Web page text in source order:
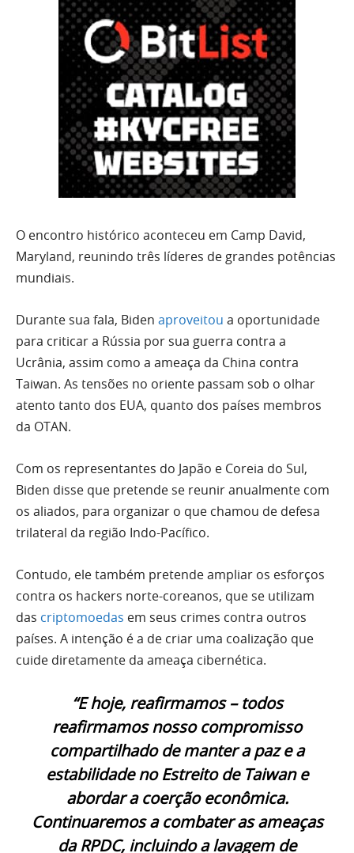
O encontro histórico aconteceu em Camp David,
Maryland, reunindo três líderes de grandes potências
mundiais.
Durante sua fala, Biden aproveitou a oportunidade
para criticar a Rússia por sua guerra contra a
Ucrânia, assim como a ameaça da China contra
Taiwan. As tensões no oriente passam sob o olhar
atento tanto dos EUA, quanto dos países membros
da OTAN.
Com os representantes do Japão e Coreia do Sul,
Biden disse que pretende se reunir anualmente com
os aliados, para organizar o que chamou de defesa
trilateral da região Indo-Pacífico.
Contudo, ele também pretende ampliar os esforços
contra os hackers norte-coreanos, que se utilizam
das criptomoedas em seus crimes contra outros
países. A intenção é a de criar uma coalização que
cuide diretamente da ameaça cibernética.
“E hoje, reafirmamos – todos
reafirmamos nosso compromisso
compartilhado de manter a paz e a
estabilidade no Estreito de Taiwan e
abordar a coerção econômica.
Continuaremos a combater as ameaças
da RPDC, incluindo a lavagem de